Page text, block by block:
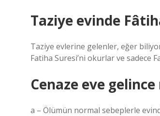
Taziye evinde
Taziye evlerine gelenler, eğer
Fatiha Suresi’ni okurlar ve sadece
Cenaze eve gelince
a – Ölümün normal sebeplerle